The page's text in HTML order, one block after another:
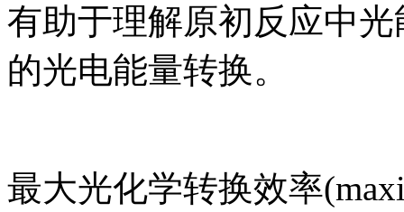
有助于理解原初反应中
的光电能量转换。
最大光化学转换效率